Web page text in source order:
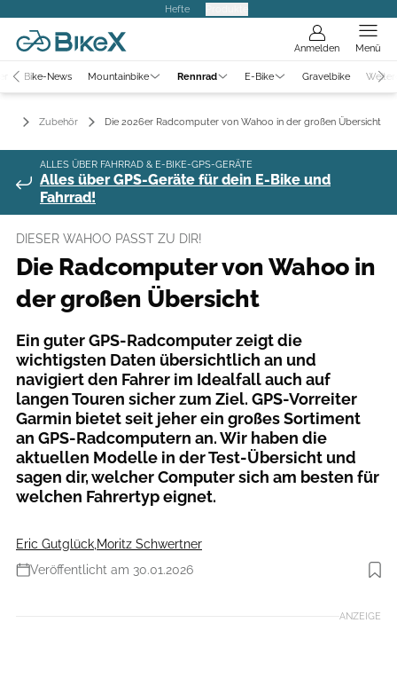
Hefte
Anmelden Menü
Bike-News Mountainbike Rennrad E-Bike Gravelbike
Zubehör Die 2026er Radcomputer von Wahoo in der großen Übersicht
ALLES ÜBER FAHRRAD & E-BIKE-GPS-GERÄTE
Alles über GPS-Geräte für dein E-Bike und
Fahrrad!
DIESER WAHOO PASST ZU DIR!
Die Radcomputer von Wahoo in
der großen Übersicht
Ein guter GPS-Radcomputer zeigt die
wichtigsten Daten übersichtlich an und
navigiert den Fahrer im Idealfall auch auf
langen Touren sicher zum Ziel. GPS-Vorreiter
Garmin bietet seit jeher ein großes Sortiment
an GPS-Radcomputern an. Wir haben die
aktuellen Modelle in der Test-Übersicht und
sagen dir, welcher Computer sich am besten für
welchen Fahrertyp eignet.
Eric Gutglück Moritz Schwertner
Veröffentlicht am 30.01.2026
Foto: Eric Gutglück
ANZEIGE